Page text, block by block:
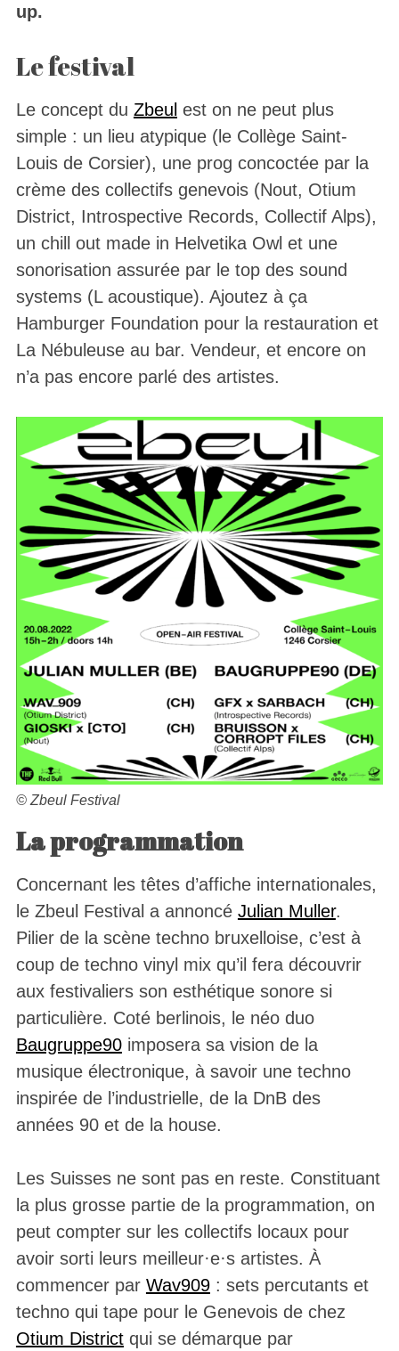
up.
Le festival
Le concept du Zbeulest on ne peut plus
simple : un lieu atypique (le Collège Saint-
Louis de Corsier), une prog concoctée par la
crème des collectifs genevois (Nout, Otium
District, Introspective Records, Collectif Alps),
un chill out made in Helvetika Owl et une
sonorisation assurée par le top des sound
systems (L acoustique). Ajoutez à ça
Hamburger Foundation pour la restauration et
La Nébuleuse au bar. Vendeur, et encore on
n’a pas encore parlé des artistes.
© Zbeul Festival
Laprogrammation
Concernant les têtes d’affiche internationales,
le Zbeul Festival a annoncé Julian Muller.
Pilier de la scène techno bruxelloise, c’est à
coup de techno vinyl mix qu’il fera découvrir
aux festivaliers son esthétique sonore si
particulière. Coté berlinois, le néo duo
Baugruppe90imposera sa vision de la
musique électronique, à savoir une techno
inspirée de l’industrielle, de la DnB des
années 90 et de la house.
Les Suisses ne sont pas en reste. Constituant
la plus grosse partie de la programmation, on
peut compter sur les collectifs locaux pour
avoir sorti leurs meilleur·e·s artistes. À
commencer par Wav909: sets percutants et
techno qui tape pour le Genevois de chez
Otium Districtqui se démarque par